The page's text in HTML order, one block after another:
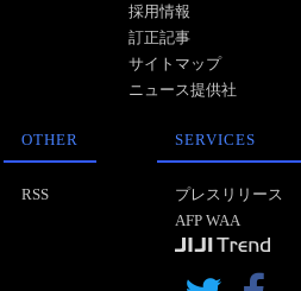
採用情報
訂正記事
サイトマップ
ニュース提供社
OTHER
RSS
SERVICES
プレスリリース
AFP WAA